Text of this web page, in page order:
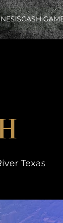
CASH
Texas